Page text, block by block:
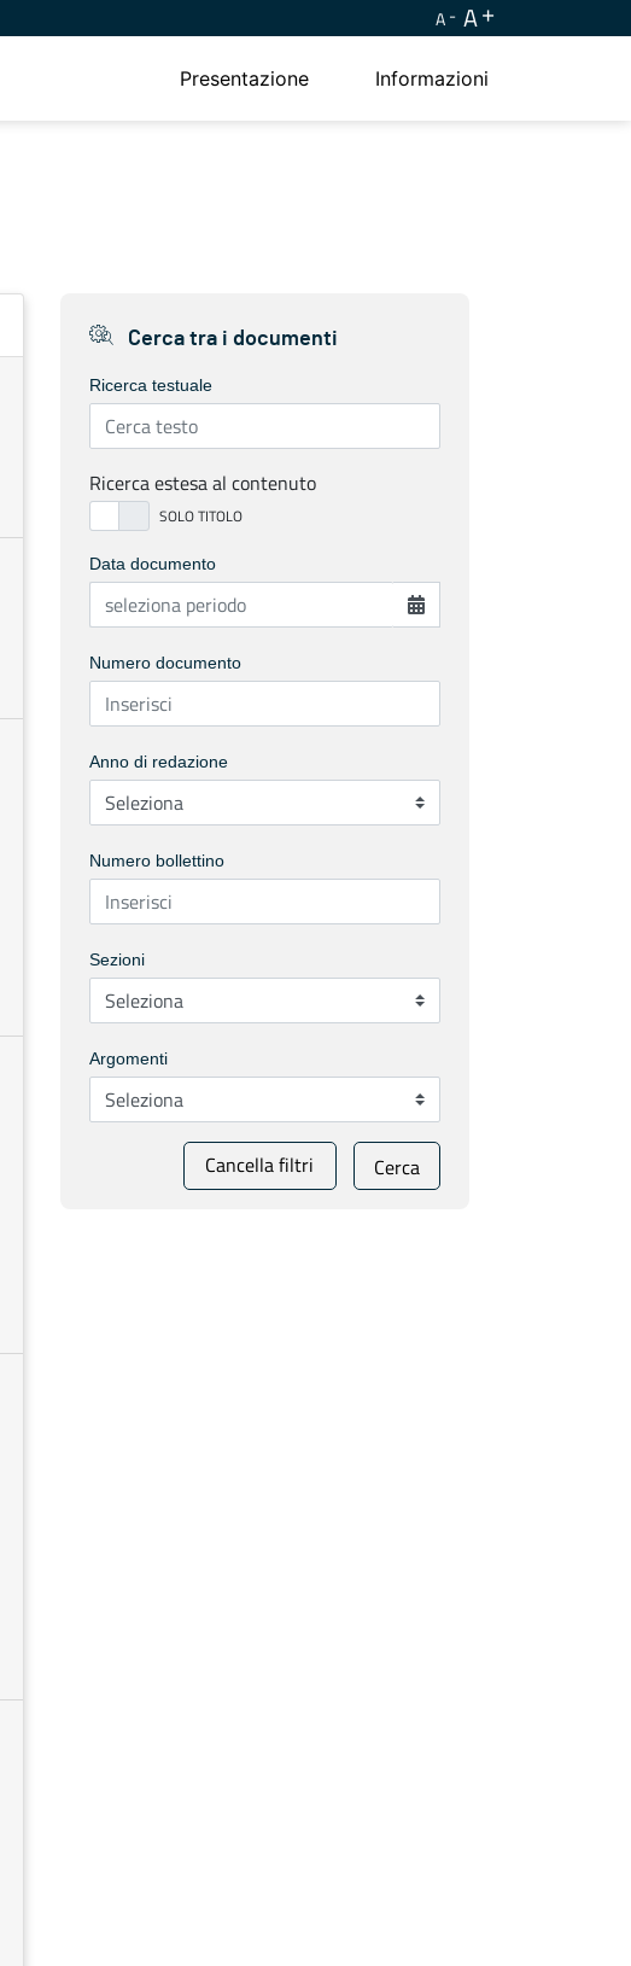
A A
Presentazione Informazioni
Cerca tra i documenti
Ricerca testuale
Ricerca estesa al contenuto
Data documento
Numero documento
Anno di redazione
Numero bollettino
Sezioni
Argomenti
Cancella filtri Cerca